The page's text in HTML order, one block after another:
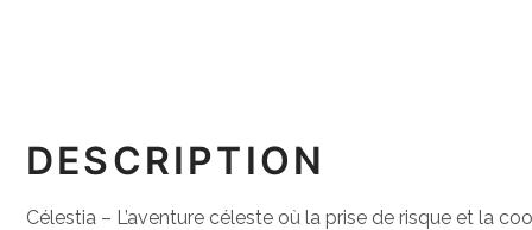
DESCRIPTION
Célestia – L’aventure céleste où la prise de risque et la